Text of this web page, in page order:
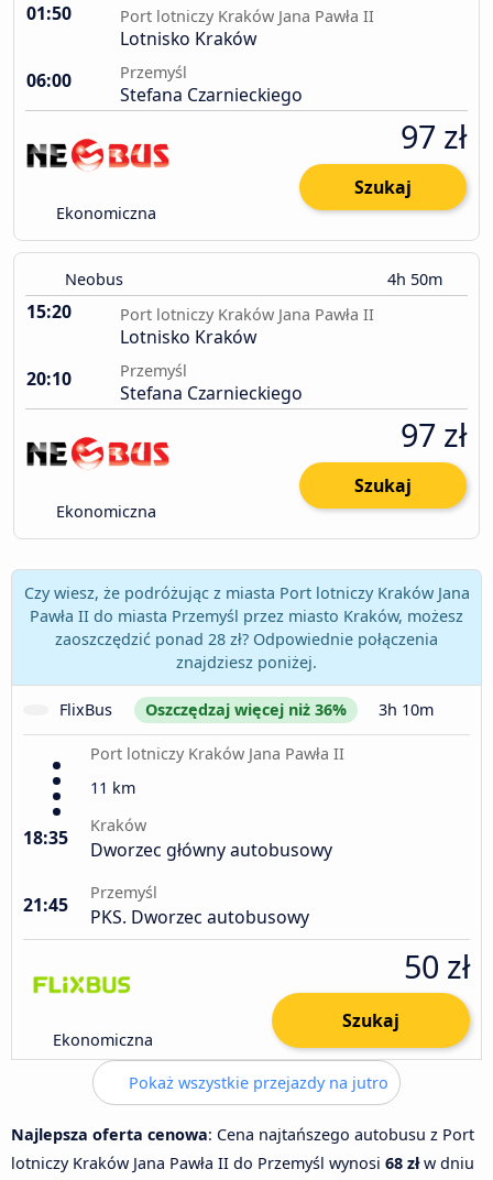
01:50 Port lotniczy Kraków Jana Pawła II
Lotnisko Kraków
06:00
Przemyśl
Stefana Czarnieckiego
Ekonomiczna
97 zł
Szukaj
Neobus 4h 50m
15:20 Port lotniczy Kraków Jana Pawła II
Lotnisko Kraków
20:10
Przemyśl
Stefana Czarnieckiego
Ekonomiczna
97 zł
Szukaj
Czy wiesz, że podróżując z miasta Port lotniczy Kraków Jana
Pawła II do miasta Przemyśl przez miasto Kraków, możesz
zaoszczędzić ponad 28 zł? Odpowiednie połączenia
znajdziesz poniżej.
FlixBus Oszczędzaj więcej niż 36% 3h 10m
Port lotniczy Kraków Jana Pawła II
11 km
18:35
Kraków
Dworzec główny autobusowy
21:45
Przemyśl
PKS. Dworzec autobusowy
Ekonomiczna
50 zł
Szukaj
Pokaż wszystkie przejazdy na jutro
Najlepsza oferta cenowa: Cena najtańszego autobusu z Port
lotniczy Kraków Jana Pawła II do Przemyśl wynosi 68 złw dniu